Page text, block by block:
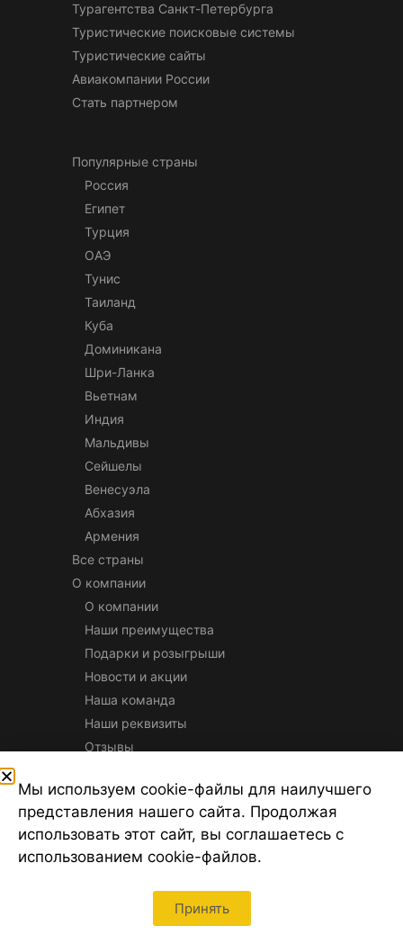
Турагентства Санкт-Петербурга
Туристические поисковые системы
Туристические сайты
Авиакомпании России
Стать партнером
Популярные страны
Россия
Египет
Турция
ОАЭ
Тунис
Таиланд
Куба
Доминикана
Шри-Ланка
Вьетнам
Индия
Мальдивы
Сейшелы
Венесуэла
Абхазия
Армения
Все страны
О компании
О компании
Наши преимущества
Подарки и розыгрыши
Новости и акции
Наша команда
Наши реквизиты
Отзывы
Вакансии
Рейтинг сети «Турсфера»:
Мы используем cookie-файлы для наилучшего
представления нашего сайта. Продолжая
использовать этот сайт, вы соглашаетесь с
использованием cookie-файлов.
Принять